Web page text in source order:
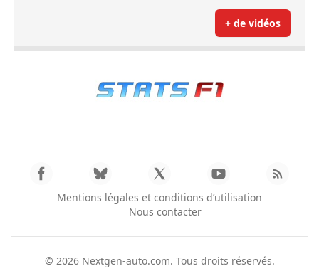
+ de vidéos
Mentions légales et conditions d’utilisation
Nous contacter
© 2026 Nextgen-auto.com. Tous droits réservés.